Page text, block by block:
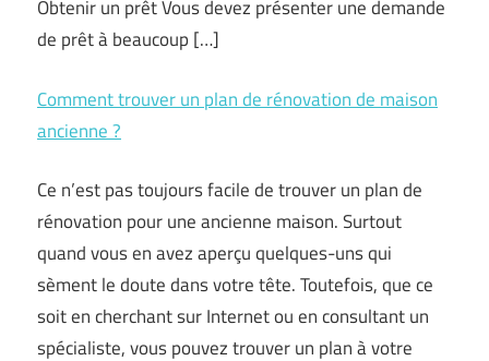
Obtenir un prêt Vous devez présenter une demande
de prêt à beaucoup […]
Comment trouver un plan de rénovation de maison
ancienne ?
Ce n’est pas toujours facile de trouver un plan de
rénovation pour une ancienne maison. Surtout
quand vous en avez aperçu quelques-uns qui
sèment le doute dans votre tête. Toutefois, que ce
soit en cherchant sur Internet ou en consultant un
spécialiste, vous pouvez trouver un plan à votre